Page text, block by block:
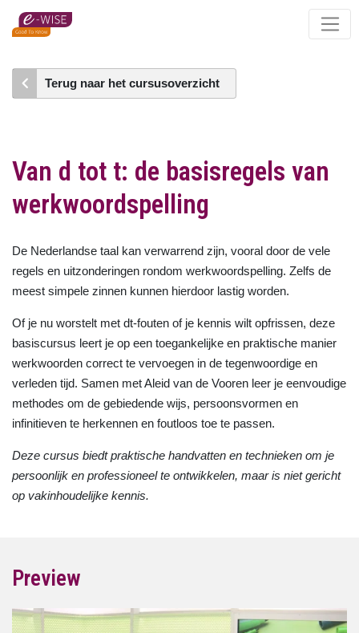
Skip
content
Terug naar het cursusoverzicht
Van d tot t: de basisregels van
werkwoordspelling
De Nederlandse taal kan verwarrend zijn, vooral door de vele
regels en uitzonderingen rondom werkwoordspelling. Zelfs de
meest simpele zinnen kunnen hierdoor lastig worden.
Of je nu worstelt met dt-fouten of je kennis wilt opfrissen, deze
basiscursus leert je op een toegankelijke en praktische manier
werkwoorden correct te vervoegen in de tegenwoordige en
verleden tijd. Samen met Aleid van de Vooren leer je eenvoudige
methodes om de gebiedende wijs, persoonsvormen en
infinitieven te herkennen en foutloos toe te passen.
Deze cursus biedt praktische handvatten en technieken om je
persoonlijk en professioneel te ontwikkelen, maar is niet gericht
op vakinhoudelijke kennis.
Preview